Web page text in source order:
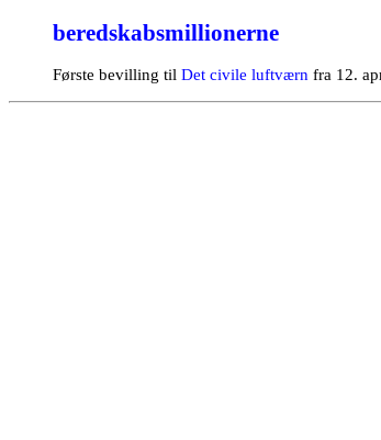
beredskabsmillionerne
Første bevilling til Det civile luftværn fra 12.